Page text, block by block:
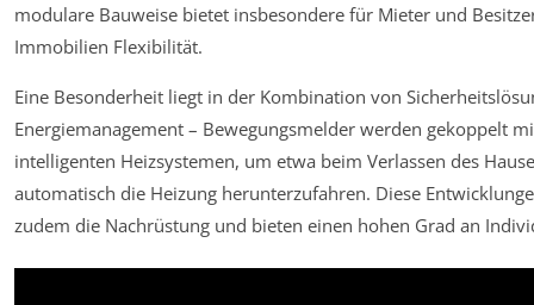
modulare Bauweise bietet insbesondere für Mieter und
Immobilien Flexibilität.
Eine Besonderheit liegt in der Kombination von
Energiemanagement – Bewegungsmelder werden gekoppelt
intelligenten Heizsystemen, um etwa beim Verlassen des
automatisch die Heizung herunterzufahren. Diese
zudem die Nachrüstung und bieten einen hohen Grad an